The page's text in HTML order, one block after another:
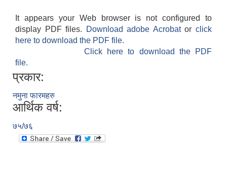
It appears your Web browser is not configured to
display PDF files.
Download adobe Acrobatorclick
here to download the PDF file.
Click here to download the PDF
file.
प्रकार:
नमुना फारमहरु
आर्थिक वर्ष:
७५/७६